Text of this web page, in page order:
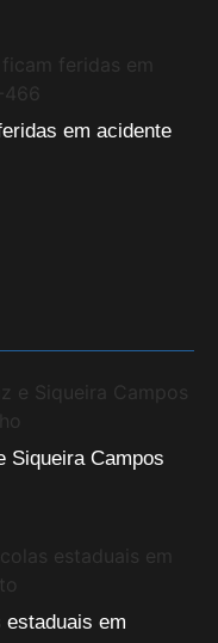
em acidente
Siqueira Campos
estaduais em